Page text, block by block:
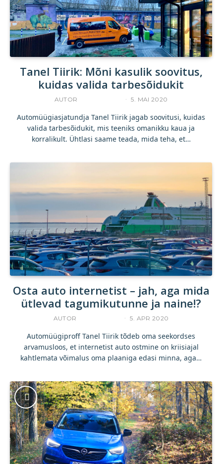
Tanel Tiirik: Mõni kasulik soovitus,
kuidas valida tarbesõidukit
AUTOR 5. MAI 2020
Automüügiasjatundja Tanel Tiirik jagab soovitusi, kuidas
valida tarbesõidukit, mis teeniks omanikku kaua ja
korralikult. Ühtlasi saame teada, mida teha, et…
Osta auto internetist – jah, aga mida
ütlevad tagumikutunne ja naine!?
AUTOR 5. APR 2020
Automüügiproff Tanel Tiirik tõdeb oma seekordses
arvamusloos, et internetist auto ostmine on kriisiajal
kahtlemata võimalus oma plaaniga edasi minna, aga…